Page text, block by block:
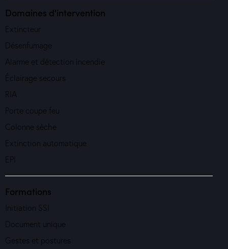
Domaines d'intervention
Extincteur
Désenfumage
Alarme et détection incendie
Éclairage secours
RIA
Porte coupe feu
Colonne sèche
Extinction automatique
EPI
Formations
Initiation SSI
Document unique
Gestes et postures